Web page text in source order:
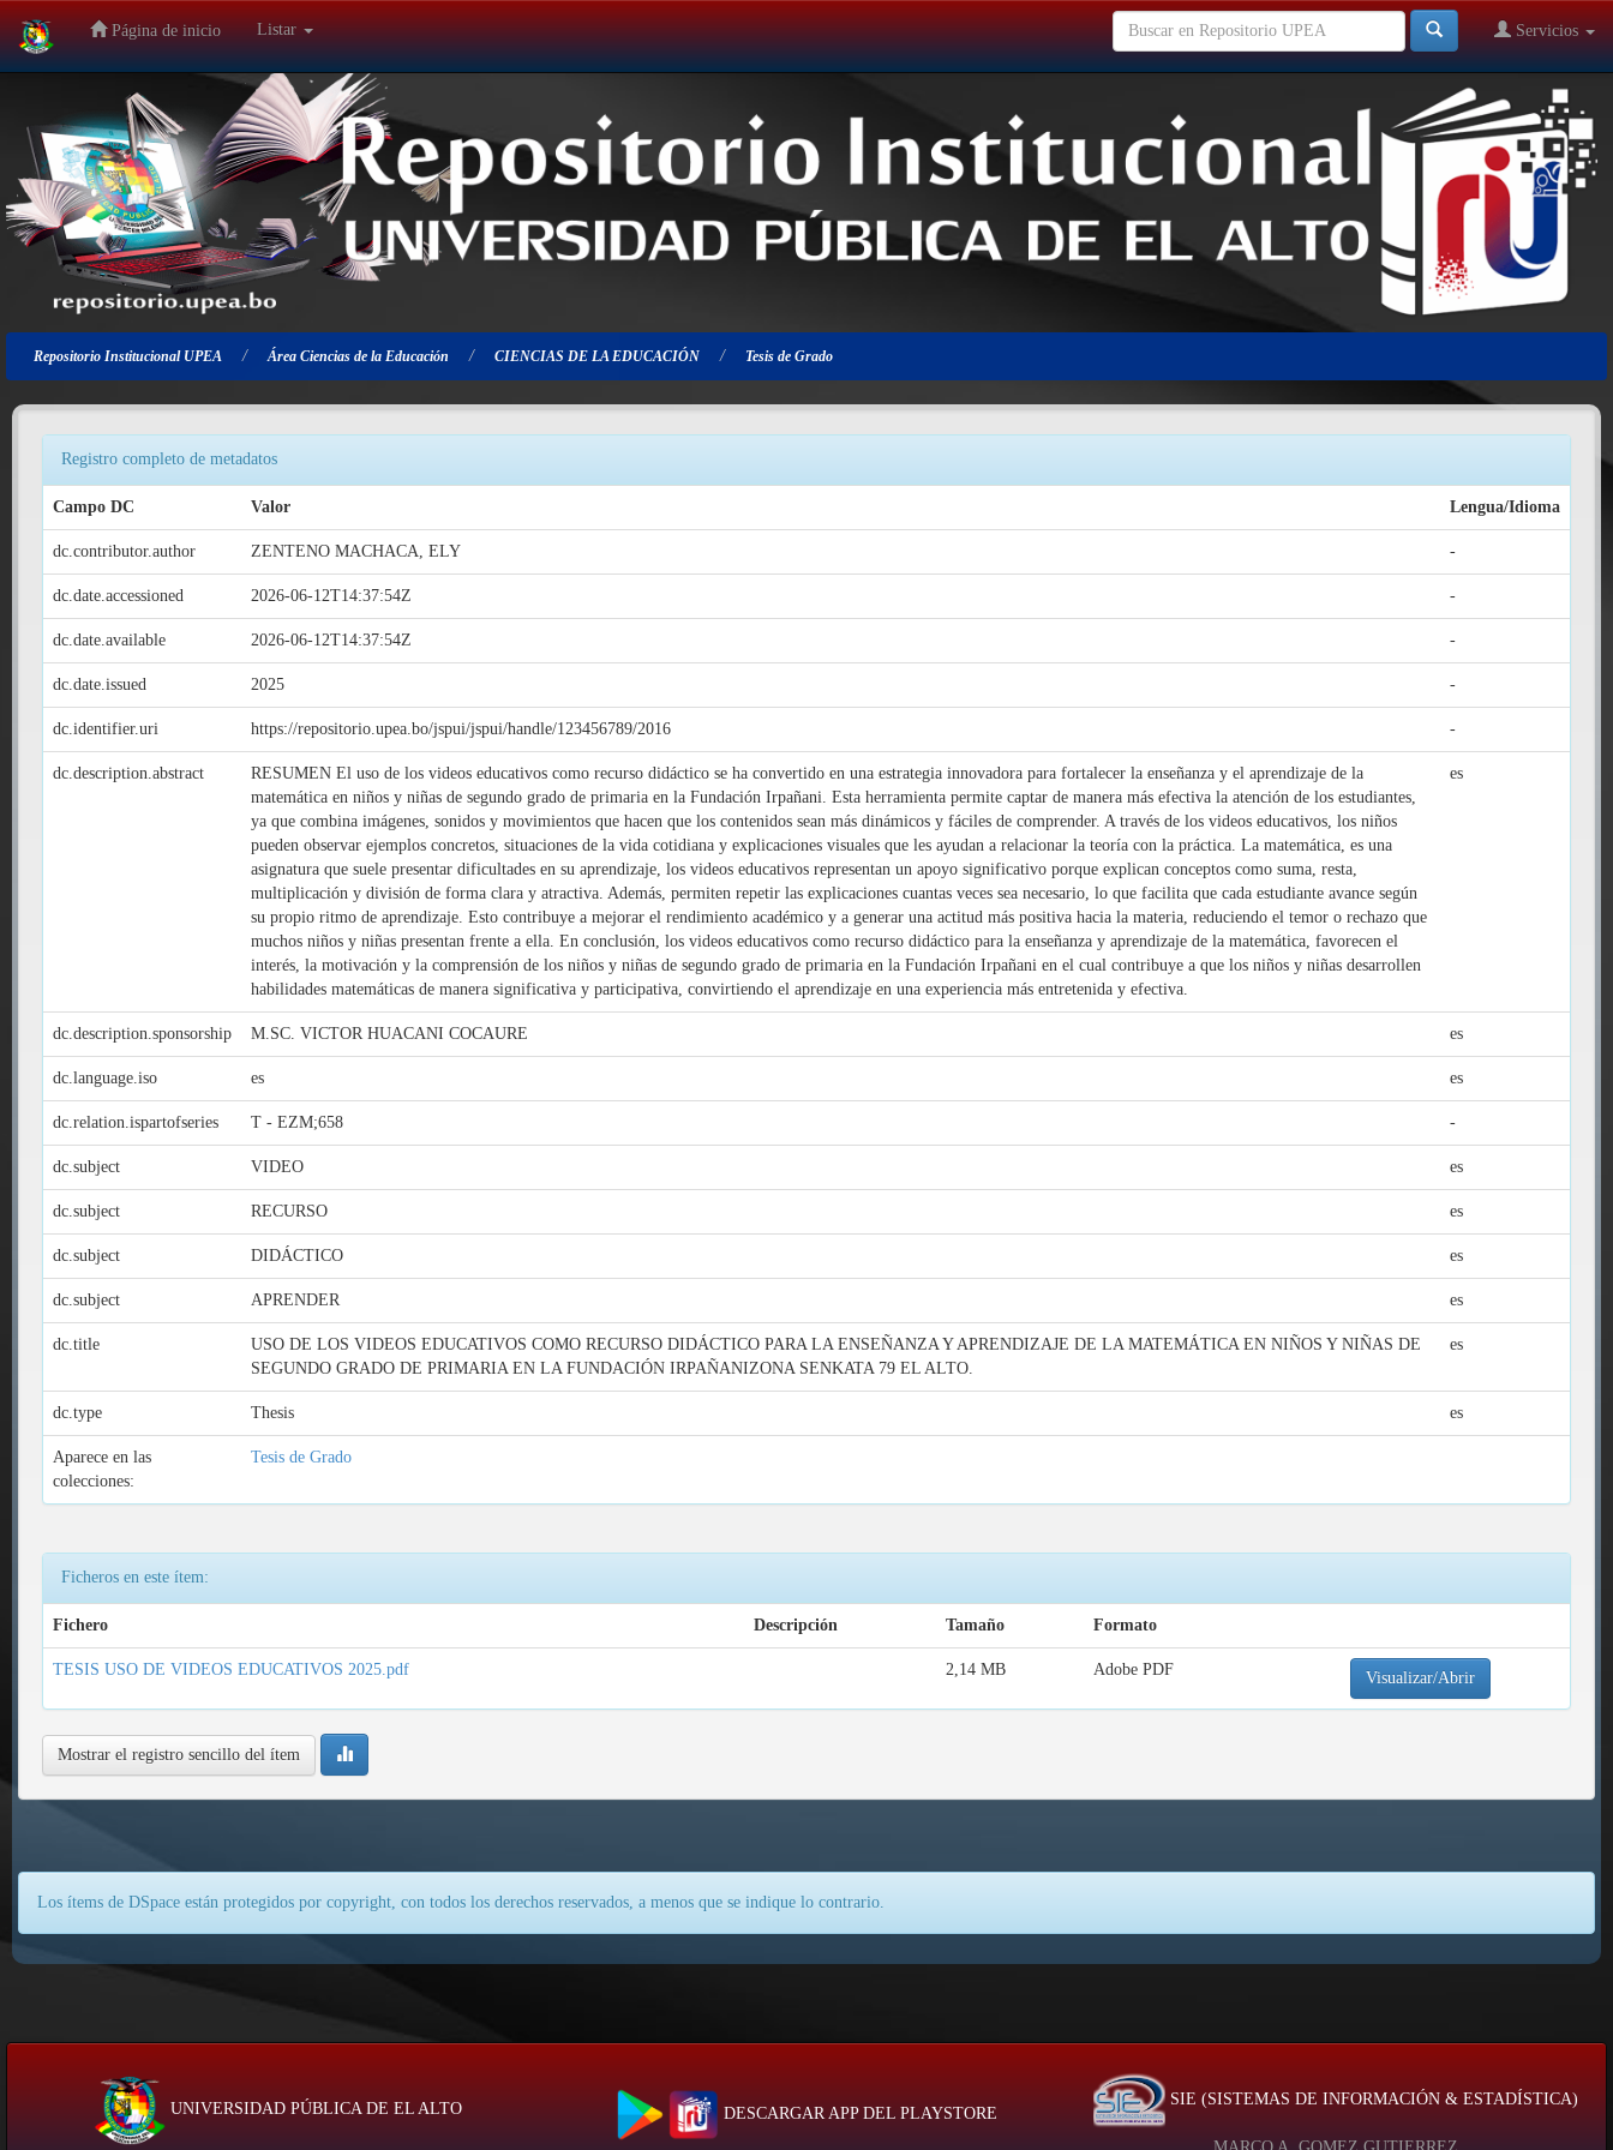
Salir
navegación
Página de inicio Listar Servicios
Repositorio Institucional UPEA Área Ciencias de la Educación CIENCIAS DE LA EDUCACIÓN Tesis de Grado
Registro completo de metadatos
Campo DC Valor Lengua/Idioma
dc.contributor.author ZENTENO MACHACA, ELY -
dc.date.accessioned 2026-06-12T14:37:54Z -
dc.date.available 2026-06-12T14:37:54Z -
dc.date.issued 2025 -
dc.identifier.uri https://repositorio.upea.bo/jspui/jspui/handle/123456789/2016 -
dc.description.abstract
RESUMEN El uso de los videos educativos como recurso didáctico se ha convertido en una estrategia innovadora para fortalecer la enseñanza y el aprendizaje de la
matemática en niños y niñas de segundo grado de primaria en la Fundación Irpañani. Esta herramienta permite captar de manera más efectiva la atención de los estudiantes,
ya que combina imágenes, sonidos y movimientos que hacen que los contenidos sean más dinámicos y fáciles de comprender. A través de los videos educativos, los niños
pueden observar ejemplos concretos, situaciones de la vida cotidiana y explicaciones visuales que les ayudan a relacionar la teoría con la práctica. La matemática, es una
asignatura que suele presentar dificultades en su aprendizaje, los videos educativos representan un apoyo significativo porque explican conceptos como suma, resta,
multiplicación y división de forma clara y atractiva. Además, permiten repetir las explicaciones cuantas veces sea necesario, lo que facilita que cada estudiante avance según
su propio ritmo de aprendizaje. Esto contribuye a mejorar el rendimiento académico y a generar una actitud más positiva hacia la materia, reduciendo el temor o rechazo que
muchos niños y niñas presentan frente a ella. En conclusión, los videos educativos como recurso didáctico para la enseñanza y aprendizaje de la matemática, favorecen el
interés, la motivación y la comprensión de los niños y niñas de segundo grado de primaria en la Fundación Irpañani en el cual contribuye a que los niños y niñas desarrollen
habilidades matemáticas de manera significativa y participativa, convirtiendo el aprendizaje en una experiencia más entretenida y efectiva.
es
dc.description.sponsorship M.SC. VICTOR HUACANI COCAURE es
dc.language.iso es es
dc.relation.ispartofseries T - EZM;658 -
dc.subject VIDEO es
dc.subject RECURSO es
dc.subject DIDÁCTICO es
dc.subject APRENDER es
dc.title
USO DE LOS VIDEOS EDUCATIVOS COMO RECURSO DIDÁCTICO PARA LA ENSEÑANZA Y APRENDIZAJE DE LA MATEMÁTICA EN NIÑOS Y NIÑAS DE
SEGUNDO GRADO DE PRIMARIA EN LA FUNDACIÓN IRPAÑANIZONA SENKATA 79 EL ALTO.
es
dc.type Thesis es
Aparece en las
colecciones:
Tesis de Grado
Ficheros en este ítem:
Fichero Descripción Tamaño Formato
TESIS USO DE VIDEOS EDUCATIVOS 2025.pdf 2,14 MB Adobe PDF Visualizar/Abrir
Mostrar el registro sencillo del ítem
Los ítems de DSpace están protegidos por copyright, con todos los derechos reservados, a menos que se indique lo contrario.
UNIVERSIDAD PÚBLICA DE EL ALTO DESCARGAR APP DEL PLAYSTORE
SIE (SISTEMAS DE INFORMACIÓN & ESTADÍSTICA)